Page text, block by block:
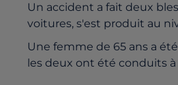
Un accident a fait deux
voitures, s'est produit au
Une femme de 65 ans a
les deux ont été conduits à